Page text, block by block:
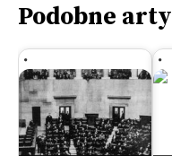
Podobne